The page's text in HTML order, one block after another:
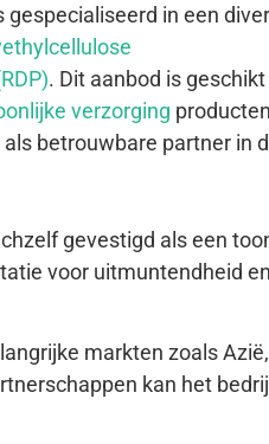
in een
. Dit aanbod is
verzorging
betrouwbare partner in
gevestigd als een
voor uitmuntendheid
markten zoals
kan het